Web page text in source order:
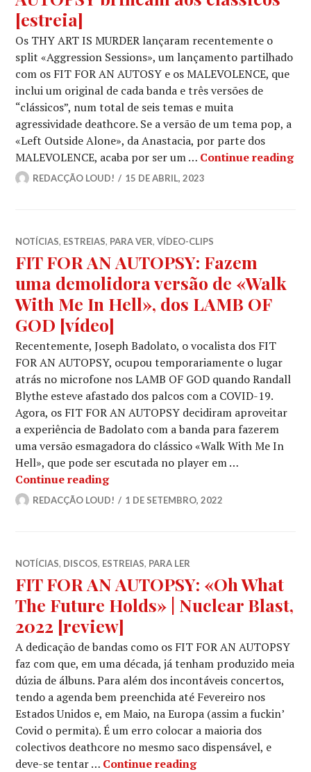
[estreia]
Os THY ART IS MURDER lançaram recentemente o
split «Aggression Sessions», um lançamento partilhado
com os FIT FOR AN AUTOSY e os MALEVOLENCE, que
inclui um original de cada banda e três versões de
“clássicos”, num total de seis temas e muita
agressividade deathcore. Se a versão de um tema pop, a
«Left Outside Alone», da Anastacia, por parte dos
MALEVOLENCE, acaba por ser um … Continue reading
REDACÇÃO LOUD! 15 DE ABRIL, 2023
NOTÍCIAS, ESTREIAS, PARA VER,VÍDEO-CLIPS
FIT FOR AN AUTOPSY: Fazem
uma demolidora versão de «Walk
With Me In Hell», dos LAMB OF
GOD [vídeo]
Recentemente, Joseph Badolato, o vocalista dos FIT
FOR AN AUTOPSY, ocupou temporariamente o lugar
atrás no microfone nos LAMB OF GOD quando Randall
Blythe esteve afastado dos palcos com a COVID-19.
Agora, os FIT FOR AN AUTOPSY decidiram aproveitar
a experiência de Badolato com a banda para fazerem
uma versão esmagadora do clássico «Walk With Me In
Hell», que pode ser escutada no player em …
Continue readingFIT FOR AN AUTOPSY: Fazem uma
REDACÇÃO LOUD! 1 DE SETEMBRO, 2022
NOTÍCIAS, DISCOS, ESTREIAS, PARA LER
FIT FOR AN AUTOPSY: «Oh What
The Future Holds» | Nuclear Blast,
2022 [review]
A dedicação de bandas como os FIT FOR AN AUTOPSY
faz com que, em uma década, já tenham produzido meia
dúzia de álbuns. Para além dos incontáveis concertos,
tendo a agenda bem preenchida até Fevereiro nos
Estados Unidos e, em Maio, na Europa (assim a fuckin’
Covid o permita). É um erro colocar a maioria dos
colectivos deathcore no mesmo saco dispensável, e
deve-se tentar … Continue readingFIT FOR AN